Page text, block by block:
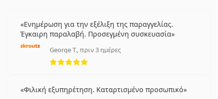
Ενημέρωση για την εξέλιξη της παραγγελίας.
Έγκαιρη παραλαβή. Προσεγμένη συσκευασία
George T., πριν 3 ημέρες
5 αξιολογήσεις από 5
Φιλική εξυπηρέτηση. Καταρτισμένο προσωπικό